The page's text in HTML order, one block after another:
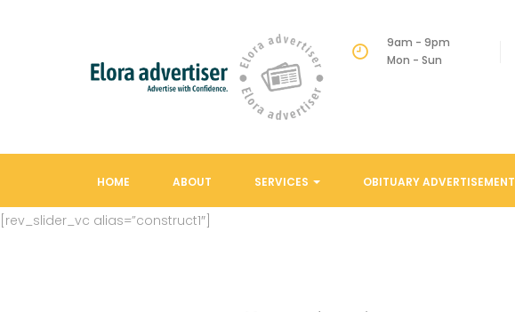
9am - 9pm
Mon - Sun
HOME ABOUT SERVICES OBITUARY ADVERTISEMENT
[rev_slider_vc alias=”construct1″]